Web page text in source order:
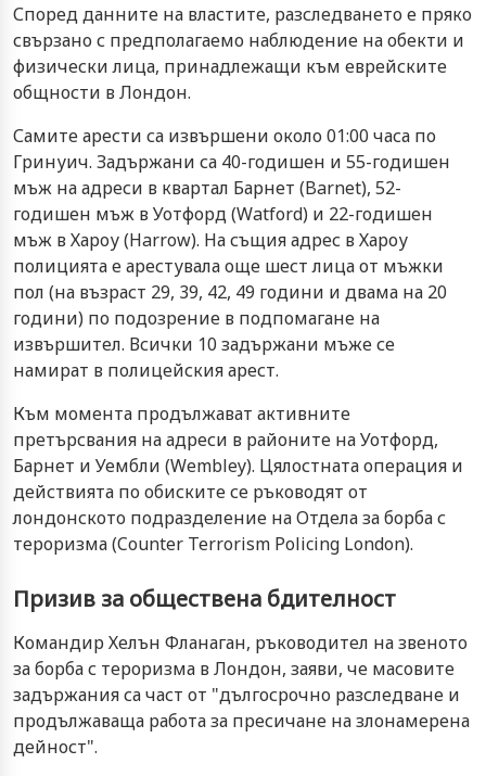
Според данните на властите, разследването е пряко
свързано с предполагаемо наблюдение на обекти и
физически лица, принадлежащи към еврейските
общности в Лондон.
Самите арести са извършени около 01:00 часа по
Гринуич. Задържани са 40-годишен и 55-годишен
мъж на адреси в квартал Барнет (Barnet), 52-
годишен мъж в Уотфорд (Watford) и 22-годишен
мъж в Хароу (Harrow). На същия адрес в Хароу
полицията е арестувала още шест лица от мъжки
пол (на възраст 29, 39, 42, 49 години и двама на 20
години) по подозрение в подпомагане на
извършител. Всички 10 задържани мъже се
намират в полицейския арест.
Към момента продължават активните
претърсвания на адреси в районите на Уотфорд,
Барнет и Уембли (Wembley). Цялостната операция и
действията по обиските се ръководят от
лондонското подразделение на Отдела за борба с
тероризма (Counter Terrorism Policing London).
Призив за обществена бдителност
Командир Хелън Фланаган, ръководител на звеното
за борба с тероризма в Лондон, заяви, че масовите
задържания са част от "дългосрочно разследване и
продължаваща работа за пресичане на злонамерена
дейност".